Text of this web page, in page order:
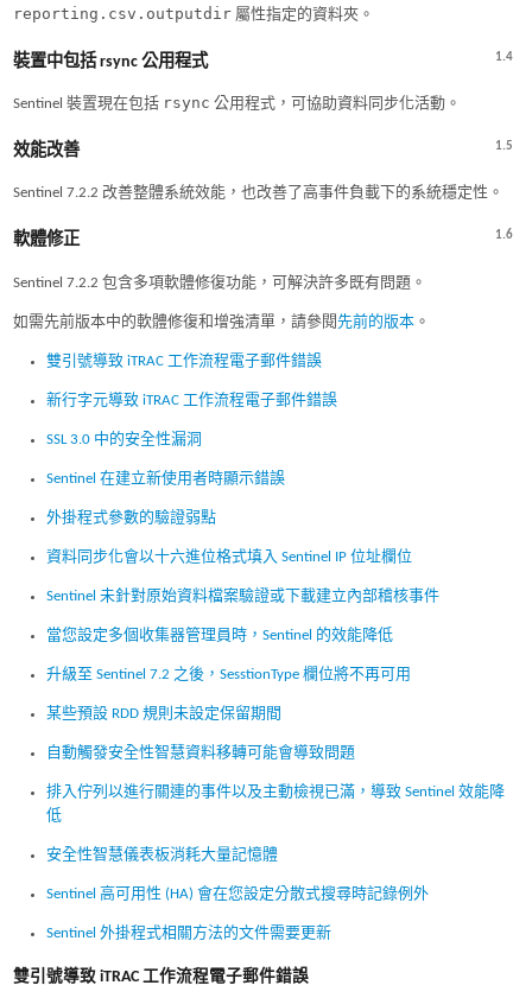
reporting.csv.outputdir 屬性指定的資料夾。
1.4
裝置中包括 rsync 公用程式
Sentinel 裝置現在包括 rsync 公用程式，可協助資料同步化活動。
1.5
效能改善
Sentinel 7.2.2 改善整體系統效能，也改善了高事件負載下的系統穩定性。
1.6
軟體修正
Sentinel 7.2.2 包含多項軟體修復功能，可解決許多既有問題。
如需先前版本中的軟體修復和增強清單，請參閱先前的版本 。
雙引號導致 iTRAC 工作流程電子郵件錯誤
新行字元導致 iTRAC 工作流程電子郵件錯誤
SSL 3.0 中的安全性漏洞
Sentinel 在建立新使用者時顯示錯誤
外掛程式參數的驗證弱點
資料同步化會以十六進位格式填入 Sentinel IP 位址欄位
Sentinel 未針對原始資料檔案驗證或下載建立內部稽核事件
當您設定多個收集器管理員時，Sentinel 的效能降低
升級至 Sentinel 7.2 之後，SesstionType 欄位將不再可用
某些預設 RDD 規則未設定保留期間
自動觸發安全性智慧資料移轉可能會導致問題
排入佇列以進行關連的事件以及主動檢視已滿，導致 Sentinel 效能降
低
安全性智慧儀表板消耗大量記憶體
Sentinel 高可用性 (HA) 會在您設定分散式搜尋時記錄例外
Sentinel 外掛程式相關方法的文件需要更新
雙引號導致 iTRAC 工作流程電子郵件錯誤